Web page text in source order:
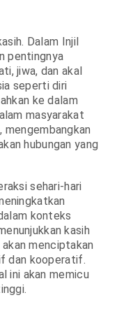
Dalam Injil
pentingnya
jiwa, dan akal
seperti diri
ke dalam
masyarakat
mengembangkan
hubungan yang
sehari-hari
konteks
kasih
menciptakan
dan kooperatif.
ini akan memicu